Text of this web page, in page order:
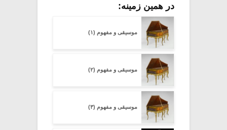
در همین زمینه:
موسیقی و مفهوم (۱)
موسیقی و مفهوم (۲)
موسیقی و مفهوم (۳)